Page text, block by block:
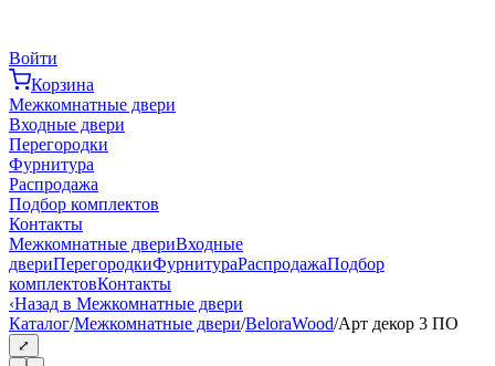
Войти
Корзина
Межкомнатные двери
Входные двери
Перегородки
Фурнитура
Распродажа
Подбор комплектов
Контакты
Межкомнатные двериВходные
двериПерегородкиФурнитураРаспродажаПодбор
комплектовКонтакты
‹Назад в Межкомнатные двери
Каталог/Межкомнатные двери/BeloraWood/Арт декор 3 ПО
⤢